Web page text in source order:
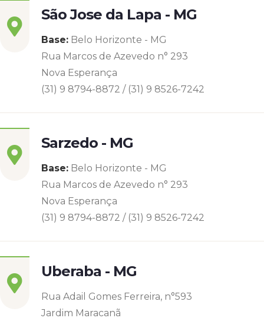
São Jose da Lapa - MG
Base: Belo Horizonte - MG
Rua Marcos de Azevedo n° 293
Nova Esperança
(31) 9 8794-8872 / (31) 9 8526-7242
Sarzedo - MG
Base: Belo Horizonte - MG
Rua Marcos de Azevedo n° 293
Nova Esperança
(31) 9 8794-8872 / (31) 9 8526-7242
Uberaba - MG
Rua Adail Gomes Ferreira, n°593
Jardim Maracanã